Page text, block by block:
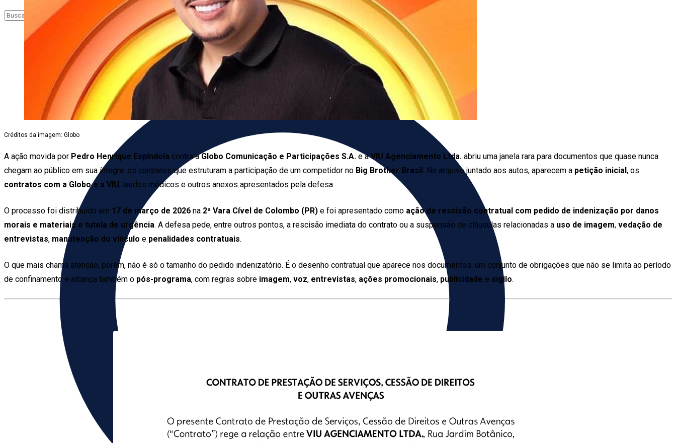
Créditos da imagem: Globo
A ação movida por Pedro Henrique Espíndola contra aGlobo Comunicação e Participações S.A. e aVIU Agenciamento Ltda. abriu uma janela rara para documentos que quase nunca
chegam ao público em sua íntegra: os contratos que estruturam a participação de um competidor no Big Brother Brasil. No arquivo juntado aos autos, aparecem a petição inicial, os
contratos com a Globo e a VIU, laudos médicos e outros anexos apresentados pela defesa.
O processo foi distribuído em 17 de março de 2026 na 2ª Vara Cível de Colombo (PR) e foi apresentado como ação de rescisão contratual com pedido de indenização por danos
morais e materiais e tutela de urgência. A defesa pede, entre outros pontos, a rescisão imediata do contrato ou a suspensão de cláusulas relacionadas a uso de imagem, vedação de
entrevistas, manutenção do vínculo e penalidades contratuais.
O que mais chama atenção, porém, não é só o tamanho do pedido indenizatório. É o desenho contratual que aparece nos documentos: um conjunto de obrigações que não se limita ao período
de confinamento e alcança também o pós-programa, com regras sobre imagem, voz, entrevistas, ações promocionais, publicidade e sigilo.